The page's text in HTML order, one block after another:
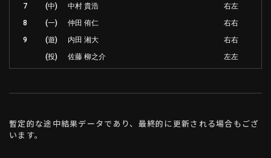
7
(中) 中村 貴浩
右左
8
(一) 仲田 侑仁
右右
9
(遊) 内田 湘大
右右
(投)
佐藤 柳之介 左左
暫定的な途中結果データであり、最終的に更新される場合もござ
います。